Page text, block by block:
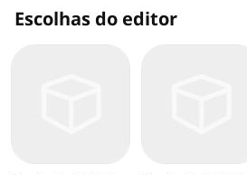
Escolhas do editor